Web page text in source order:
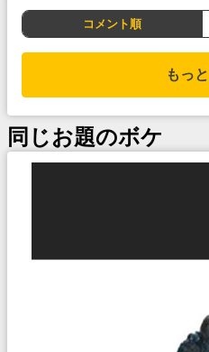
コメント順
もっ
同じお題のボケ